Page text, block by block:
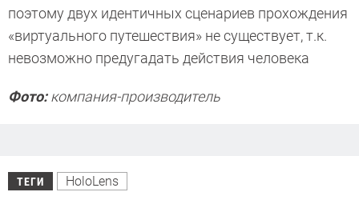
поэтому двух идентичных сценариев прохождения
«виртуального путешествия» не существует, т.к.
невозможно предугадать действия человека
Фото:компания-производитель
ТЕГИ HoloLens